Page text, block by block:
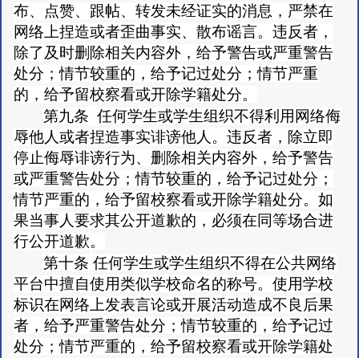
布、点赞、跟帖、转发未经证实的消息，严禁在
网络上捏造或者歪曲事实、散布谣言。违反者，
除了及时删除相关内容外，给予警告或严重警告
处分；情节较重的，给予记过处分；情节严重
的，给予留校察看或开除学籍处分。
第九条 任何学生或学生组织不得利用网络侮
辱他人或者捏造事实诽谤他人。违反者，除立即
停止侮辱诽谤行为、删除相关内容外，给予警告
或严重警告处分；情节较重的，给予记过处分；
情节严重的，给予留校察看或开除学籍处分。如
果当事人要求其公开道歉的，必须在同等场合进
行公开道歉。
第十条 任何学生或学生组织不得在公共网络
平台中擅自使用类似学校命名的称号。使用学校
标识在网络上发表言论或开展活动造成不良后果
者，给予严重警告处分；情节较重的，给予记过
处分；情节严重的，给予留校察看或开除学籍处